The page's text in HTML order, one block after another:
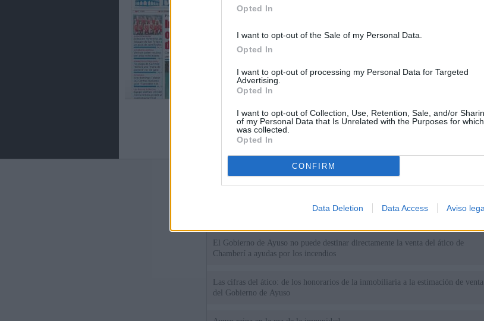
Opted In
I want to opt-out of the Sale of my Personal Data.
Opted In
I want to opt-out of processing my Personal Data for Targeted
Advertising.
Opted In
I want to opt-out of Collection, Use, Retention, Sale, and/or
of my Personal Data that Is Unrelated with the Purposes for
was collected.
Opted In
CONFIRM
Data Deletion Data Access Aviso
Últimas noticias
El consejero al que Ayuso señaló por la compra del ático: "Lo que no se dice es
que Madrid no tiene residencia oficial para la presidenta"
El Gobierno de Ayuso no puede destinar directamente la venta del ático de
Chamberí a ayudas por los incendios
Las cifras del ático: de los honorarios de la inmobiliaria a la estimación de venta
del Gobierno de Ayuso